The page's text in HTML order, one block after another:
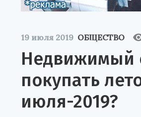
19 июля 2019 ОБЩЕСТВО
Недвижимый
покупать
июля-2019?